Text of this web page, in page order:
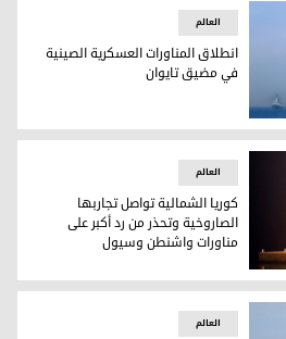
الصينية في مضيق تايوان
العالم
انطلاق المناورات العسكرية الصينية
في مضيق تايوان
الصاروخية وتحذر من رد أكبر
العالم
كوريا الشمالية تواصل تجاربها
الصاروخية وتحذر من رد أكبر على
مناورات واشنطن وسيول
العالم